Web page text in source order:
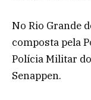
No Rio Grande
composta pela
Polícia Militar
Senappen.